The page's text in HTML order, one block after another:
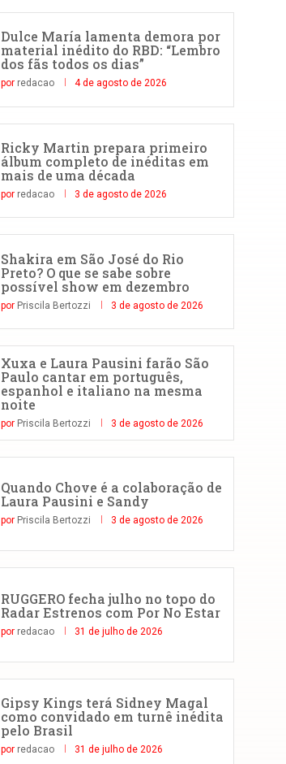
Dulce María lamenta demora por
material inédito do RBD: “Lembro
dos fãs todos os dias”
por redacao 4 de agosto de 2026
Ricky Martin prepara primeiro
álbum completo de inéditas em
mais de uma década
por redacao 3 de agosto de 2026
Shakira em São José do Rio
Preto? O que se sabe sobre
possível show em dezembro
por Priscila Bertozzi 3 de agosto de 2026
Xuxa e Laura Pausini farão São
Paulo cantar em português,
espanhol e italiano na mesma
noite
por Priscila Bertozzi 3 de agosto de 2026
Quando Chove é a colaboração de
Laura Pausini e Sandy
por Priscila Bertozzi 3 de agosto de 2026
RUGGERO fecha julho no topo do
Radar Estrenos com Por No Estar
por redacao 31 de julho de 2026
Gipsy Kings terá Sidney Magal
como convidado em turnê inédita
pelo Brasil
por redacao 31 de julho de 2026